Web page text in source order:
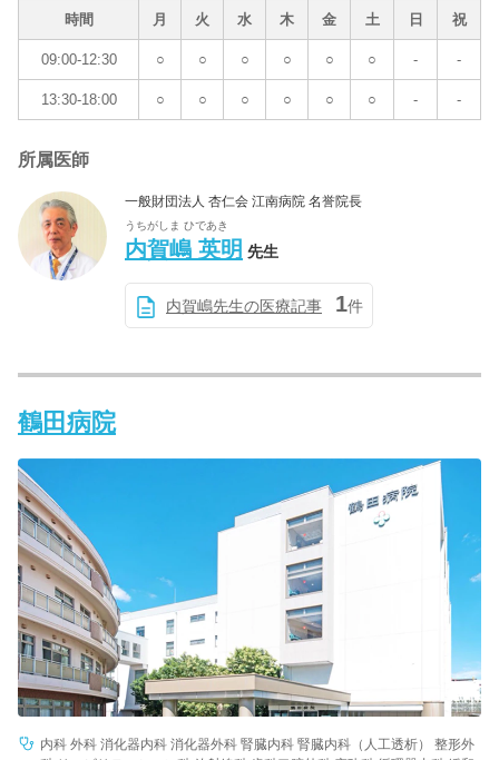
時間 月 火 水 木 金 土 日 祝
09:00-12:30 ○ ○ ○ ○ ○ ○ - -
13:30-18:00 ○ ○ ○ ○ ○ ○ - -
所属医師
一般財団法人 杏仁会 江南病院 名誉院長
うちがしま ひであき
内賀嶋 英明 先生
内賀嶋先生の医療記事 1件
鶴田病院
内科 外科 消化器内科 消化器外科 腎臓内科 腎臓内科（人工透析） 整形外